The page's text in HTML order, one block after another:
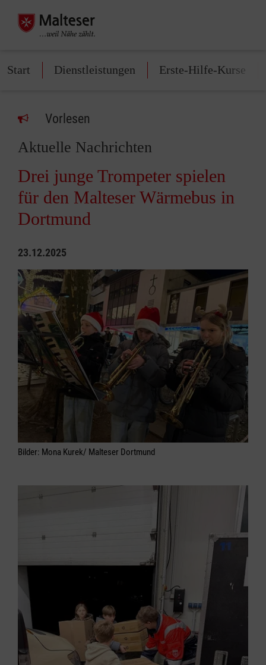
Start Dienstleistungen Erste-Hilfe-Kurse
Vorlesen
Aktuelle Nachrichten
Drei junge Trompeter spielen
für den Malteser Wärmebus in
Dortmund
23.12.2025
Bilder: Mona Kurek/ Malteser Dortmund